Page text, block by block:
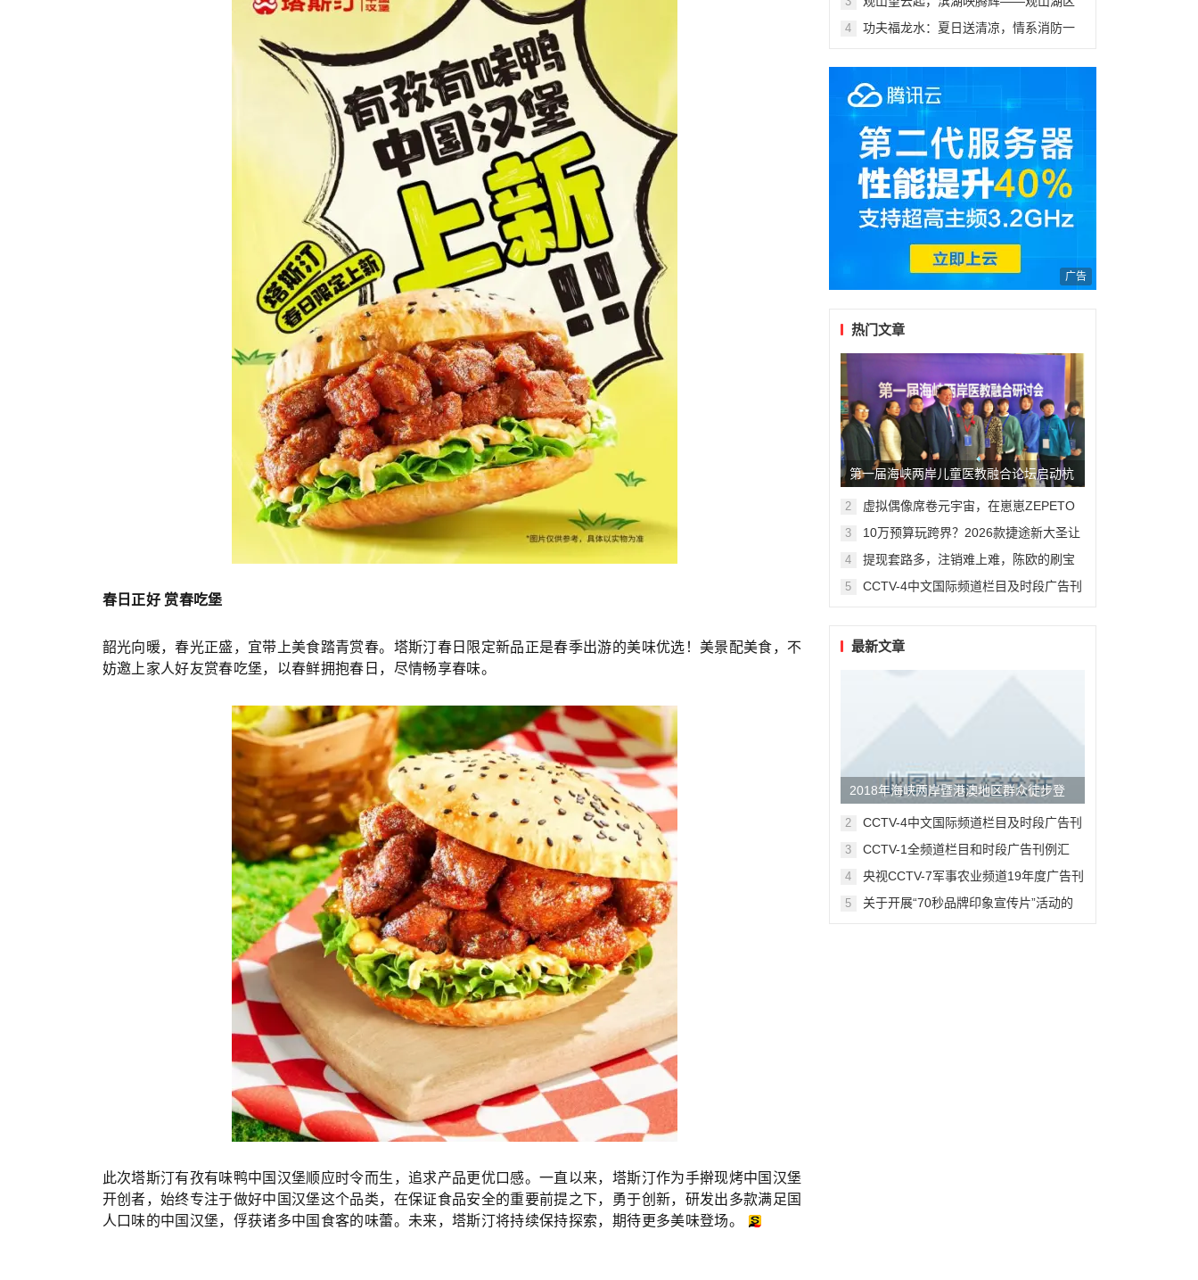
春日正好 赏春吃堡
韶光向暖，春光正盛，宜带上美食踏青赏春。塔斯汀春日限定新品正是春季出游的美味优选！美景配美食，不
妨邀上家人好友赏春吃堡，以春鲜拥抱春日，尽情畅享春味。
此次塔斯汀有孜有味鸭中国汉堡顺应时令而生，追求产品更优口感。一直以来，塔斯汀作为手擀现烤中国汉堡
开创者，始终专注于做好中国汉堡这个品类，在保证食品安全的重要前提之下，勇于创新，研发出多款满足国
人口味的中国汉堡，俘获诸多中国食客的味蕾。未来，塔斯汀将持续保持探索，期待更多美味登场。
行业标杆
盛大开幕
4
功夫福龙水：夏日送清凉，情系消防一
广告
热门文章
第一届海峡两岸儿童医教融合论坛启动杭
州复旦儿童医院“复星”计划
2
虚拟偶像席卷元宇宙，在崽崽ZEPETO
3
10万预算玩跨界？2026款捷途新大圣让
4
提现套路多，注销难上难，陈欧的刷宝
5
CCTV-4中文国际频道栏目及时段广告刊
最新文章
2018年海峡两岸暨港澳地区群众徒步登
山大赛在合掌岩举行
2
CCTV-4中文国际频道栏目及时段广告刊
3
CCTV-1全频道栏目和时段广告刊例汇
4
央视CCTV-7军事农业频道19年度广告刊
5
关于开展“70秒品牌印象宣传片”活动的